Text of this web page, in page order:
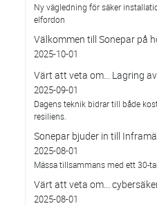
Ny vägledning för säker
elfordon
Välkommen till Sonepar på
2025-10-01
Värt att veta om... Lagring
2025-09-01
Dagens teknik bidrar till både
resiliens.
Sonepar bjuder in till
2025-08-01
Mässa tillsammans med ett 30-
Värt att veta om...
2025-08-01